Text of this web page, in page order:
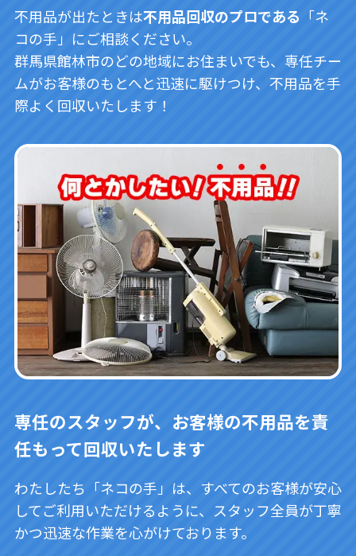
不用品が出たときは不用品回収のプロである 「ネ
コの手」にご相談ください。
群馬県館林市のどの地域にお住まいでも、専任チー
ムがお客様のもとへと迅速に駆けつけ、不用品を手
際よく回収いたします！
専任のスタッフが、お客様の不用品を責
任もって回収いたします
わたしたち「ネコの手」は、すべてのお客様が安心
してご利用いただけるように、スタッフ全員が丁寧
かつ迅速な作業を心がけております。